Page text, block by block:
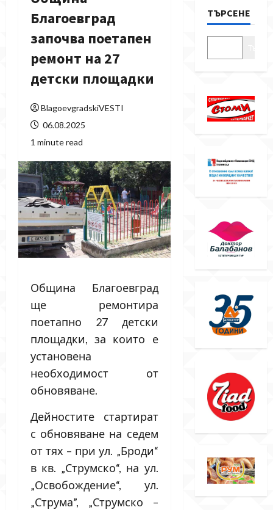
Благоевград
започва поетапен
ремонт на 27
детски площадки
BlagoevgradskiVESTI
06.08.2025
1 minute read
Община Благоевград
ще ремонтира
поетапно 27 детски
площадки, за които е
установена
необходимост от
обновяване.
Дейностите стартират
с обновяване на седем
от тях – при ул. „Броди“
в кв. „Струмско“, на ул.
„Освобождение“, ул.
„Струма”, „Струмско –
ТЪРСЕНЕ